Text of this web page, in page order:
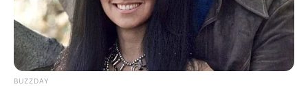
Serem! 9 Chat Ojek Online &
Pelanggan Ini Bikin Auto
Merinding
BUZZDAY